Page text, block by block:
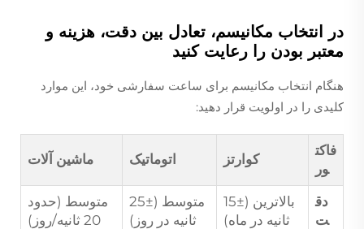
در انتخاب مکانیسم، تعادل بین دقت، هزینه و
معتبر بودن را رعایت کنید
هنگام انتخاب مکانیسم برای ساعت سفارشی خود، این موارد
کلیدی را در اولویت قرار دهید:
فاکت
ور
کوارتز اتوماتیک ماشین آلات
دق
ت
بالاترین (±15
ثانیه در ماه)
متوسط (±25
ثانیه در روز)
متوسط (حدود
20 ثانیه/روز)